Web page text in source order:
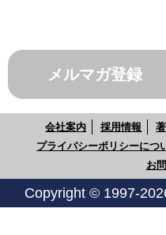
メルマガ登録
会社案内 採用情報
プライバシーポリシーにつ
お
Copyright © 1997-